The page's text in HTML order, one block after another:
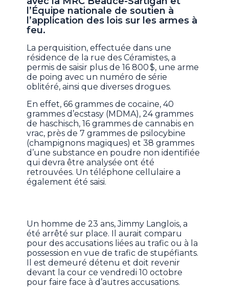
l’Équipe nationale de soutien à
l’application des lois sur les armes à
feu.
La perquisition, effectuée dans une
résidence de la rue des Céramistes, a
permis de saisir plus de 16 800 $, une arme
de poing avec un numéro de série
oblitéré, ainsi que diverses drogues.
En effet, 66 grammes de cocaïne, 40
grammes d’ecstasy (MDMA), 24 grammes
de haschisch, 16 grammes de cannabis en
vrac, près de 7 grammes de psilocybine
(champignons magiques) et 38 grammes
d’une substance en poudre non identifiée
qui devra être analysée ont été
retrouvées. Un téléphone cellulaire a
également été saisi.
Un homme de 23 ans, Jimmy Langlois, a
été arrêté sur place. Il aurait comparu
pour des accusations liées au trafic ou à la
possession en vue de trafic de stupéfiants.
Il est demeuré détenu et doit revenir
devant la cour ce vendredi 10 octobre
pour faire face à d’autres accusations.